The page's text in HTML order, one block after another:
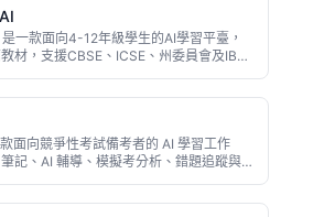
一款面向4-12年級學生的AI學習平臺，
材，支援CBSE、ICSE、州委員會及IB等
面向競爭性考試備考者的 AI 學習工作
記、AI 輔導、模擬考分析、錯題追蹤與複